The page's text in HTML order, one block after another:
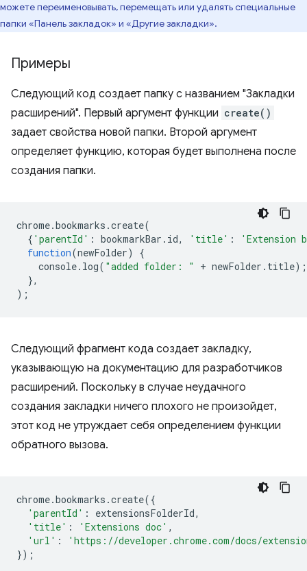
можете переименовывать, перемещать или удалять специальные
папки «Панель закладок» и «Другие закладки».
Примеры
Следующий код создает папку с названием "Закладки
расширений". Первый аргумент функции create()
задает свойства новой папки. Второй аргумент
определяет функцию, которая будет выполнена после
создания папки.
chrome.bookmarks .create(
{ 'parentId' : bookmarkBar . id, 'title' :
'Extension
function(newFolder)
{
console. log( "added folder: " + newFolder . title);
},
);
Следующий фрагмент кода создает закладку,
указывающую на документацию для разработчиков
расширений. Поскольку в случае неудачного
создания закладки ничего плохого не произойдет,
этот код не утруждает себя определением функции
обратного вызова.
chrome.bookmarks .create({
'parentId' : extensionsFolderId,
'title' : 'Extensions doc' ,
'url' :
'https://developer.chrome.com/docs/
});